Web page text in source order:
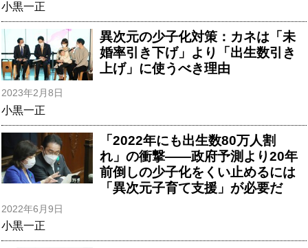
小黒一正
異次元の少子化対策：カネは「未
婚率引き下げ」より「出生数引き
上げ」に使うべき理由
2023年2月8日
小黒一正
「2022年にも出生数80万人割
れ」の衝撃――政府予測より20年
前倒しの少子化をくい止めるには
「異次元子育て支援」が必要だ
2022年6月9日
小黒一正